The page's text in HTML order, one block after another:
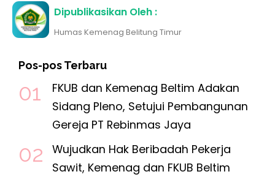
Dipublikasikan Oleh :
Humas Kemenag Belitung Timur
Pos-pos Terbaru
FKUB dan Kemenag Beltim Adakan
Sidang Pleno, Setujui Pembangunan
Gereja PT Rebinmas Jaya
Wujudkan Hak Beribadah Pekerja
Sawit, Kemenag dan FKUB Beltim